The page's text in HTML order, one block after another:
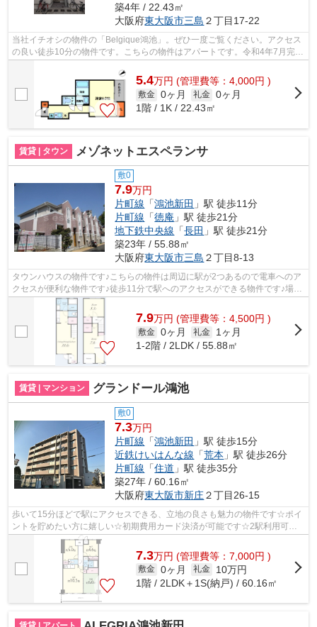
築4年 / 22.43㎡
大阪府東大阪市三島 ２丁目17-22
当社イチオシの物件の「Belgique鴻池」。ぜひ一度ご覧ください。アクセス
の良い徒歩10分の物件です。こちらの物件はアパートです。令和4年7月完
成、まだまだ新しい築浅物件。Y’ｓエス...
5.4万円 (管理費等：4,000円 )
敷金 0ヶ月 礼金 0ヶ月
1階 / 1K / 22.43㎡
賃貸 | タウン メゾネットエスペランサ
敷0
7.9万円
片町線 「鴻池新田 」駅 徒歩11分
片町線 「徳庵 」駅 徒歩21分
地下鉄中央線 「長田 」駅 徒歩21分
築23年 / 55.88㎡
大阪府東大阪市三島 ２丁目8-13
タウンハウスの物件です♪こちらの物件は周辺に駅が2つあるので電車へのア
クセスが便利な物件です♪徒歩11分で駅へのアクセスができる物件です♪場所
が平坦なのは、ランニングをする上で...
7.9万円 (管理費等：4,500円 )
敷金 0ヶ月 礼金
1ヶ月
1-2階 / 2LDK / 55.88㎡
賃貸 | マンション グランドール鴻池
敷0
7.3万円
片町線 「鴻池新田 」駅 徒歩15分
近鉄けいはんな線 「荒本 」駅 徒歩26分
片町線 「住道 」駅 徒歩35分
築27年 / 60.16㎡
大阪府東大阪市新庄２丁目26-15
歩いて15分ほどで駅にアクセスできる、立地の良さも魅力の物件です☆ポイ
ントを貯めたい方に嬉しい☆初期費用カード決済が可能です☆2駅利用可能
で利便性の高い物件です☆防犯対策もバッチ...
7.3万円 (管理費等：7,000円 )
敷金 0ヶ月 礼金
10万円
1階 / 2LDK＋1S(納戸) / 60.16㎡